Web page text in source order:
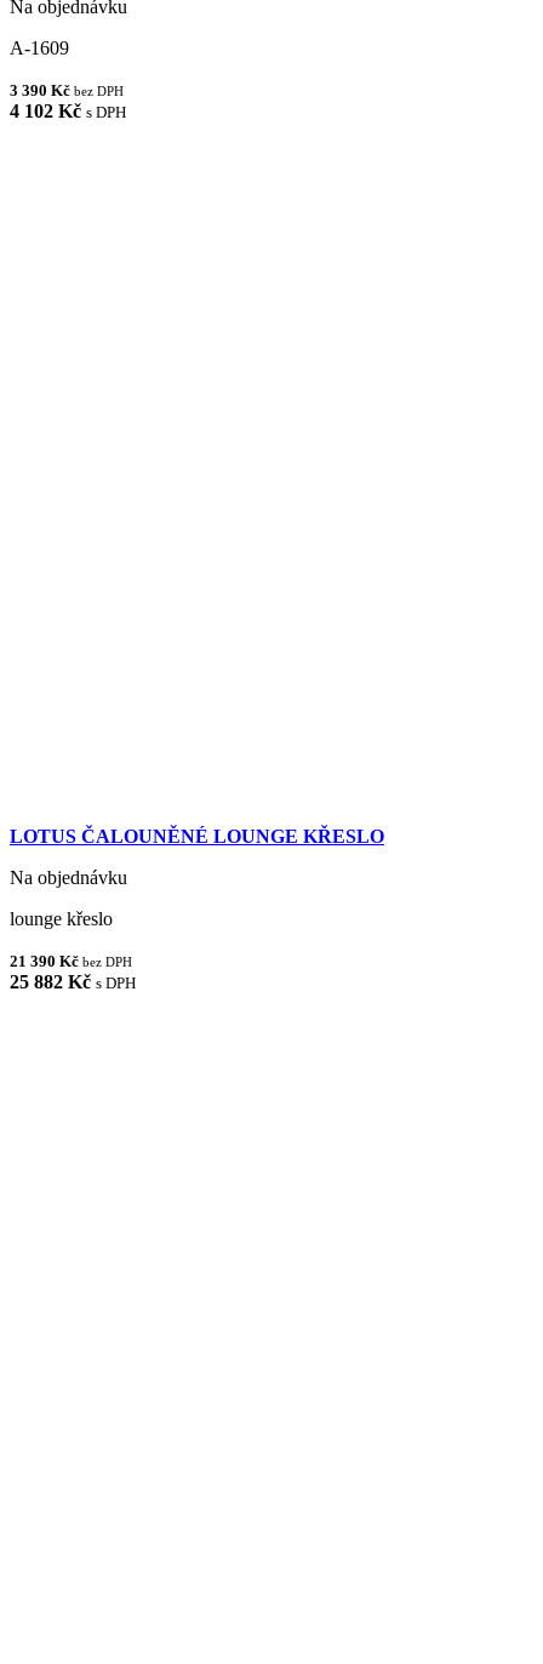
Na objednávku
A-1609
3 390 Kč bez DPH
4 102 Kč s DPH
LOTUS ČALOUNĚNÉ LOUNGE KŘESLO
Na objednávku
lounge křeslo
21 390 Kč bez DPH
25 882 Kč s DPH